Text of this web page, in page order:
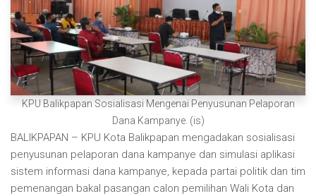
KPU Balikpapan Sosialisasi Mengenai Penyusunan Pelaporan
Dana Kampanye. (is)
BALIKPAPAN – KPU Kota Balikpapan mengadakan sosialisasi
penyusunan pelaporan dana kampanye dan simulasi aplikasi
sistem informasi dana kampanye, kepada partai politik dan tim
pemenangan bakal pasangan calon pemilihan Wali Kota dan